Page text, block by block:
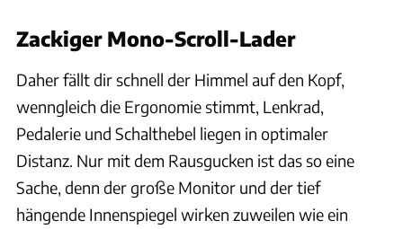
Zackiger Mono-Scroll-Lader
Daher fällt dir schnell der Himmel auf den Kopf,
wenngleich die Ergonomie stimmt, Lenkrad,
Pedalerie und Schalthebel liegen in optimaler
Distanz. Nur mit dem Rausgucken ist das so eine
Sache, denn der große Monitor und der tief
hängende Innenspiegel wirken zuweilen wie ein